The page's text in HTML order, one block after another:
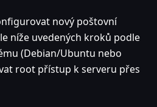
nový poštovní
níže uvedených kroků podle
(Debian/Ubuntu nebo
root přístup k serveru přes